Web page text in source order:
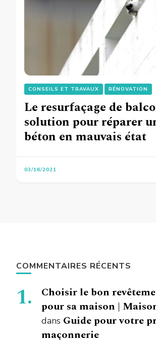
CONSEILS ET TRAVAUX RÉNOVATION
Le resurfaçage de
solution pour réparer
béton en mauvais état
03/16/2021
COMMENTAIRES RÉCENTS
Choisir le bon
pour sa maison |
dans Guide pour votre
maçonnerie